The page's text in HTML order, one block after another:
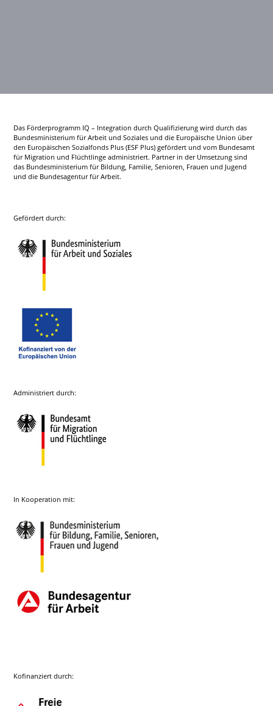
Das Förderprogramm IQ – Integration durch Qualifizierung wird durch das
Bundesministerium für Arbeit und Soziales und die Europäische Union über
den Europäischen Sozialfonds Plus (ESF Plus) gefördert und vom Bundesamt
für Migration und Flüchtlinge administriert. Partner in der Umsetzung sind
das Bundesministerium für Bildung, Familie, Senioren, Frauen und Jugend
und die Bundesagentur für Arbeit.
Gefördert durch:
Administriert durch:
In Kooperation mit:
Kofinanziert durch: